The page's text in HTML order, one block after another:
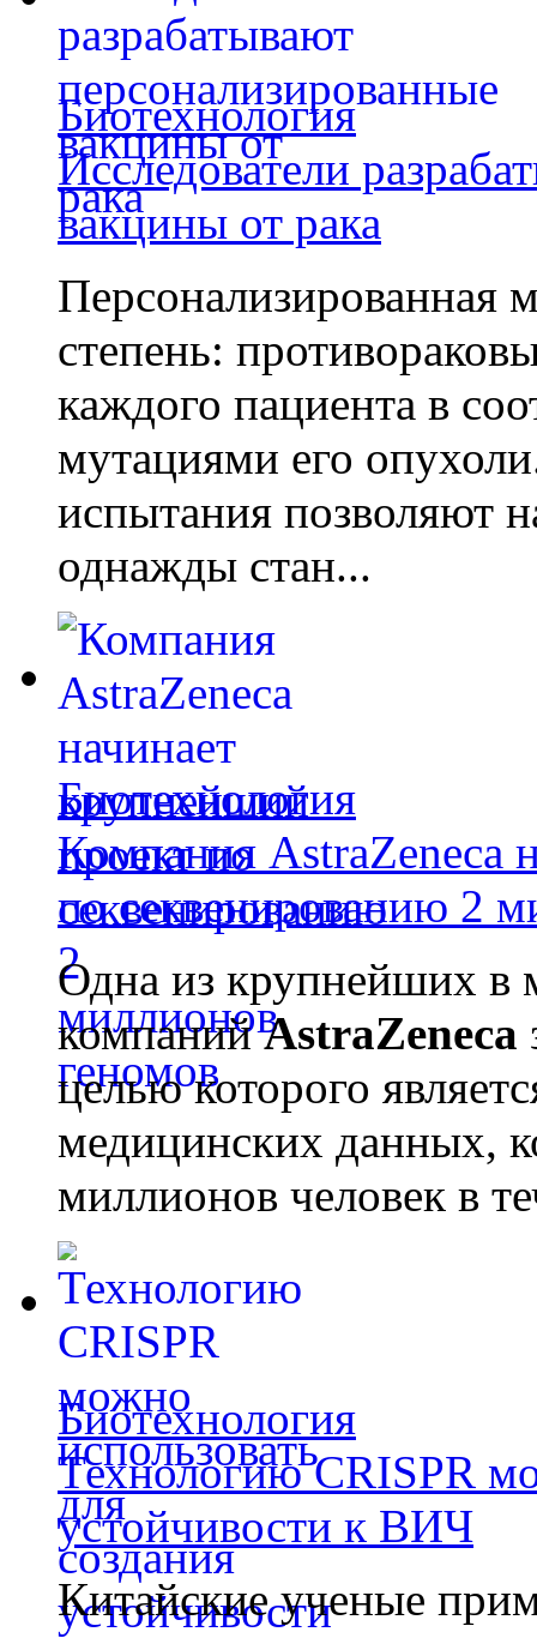
Биотехнология
Исследователи
вакцины от рака
Персонализированная
степень:
каждого пациента в
мутациями его
испытания позволяют
однажды стан...
Биотехнология
Компания AstraZeneca
по секвенированию 2
Одна из крупнейших в
компанийAstraZeneca
целью которого
медицинских данных,
миллионов человек в
Биотехнология
Технологию CRISPR
устойчивости к ВИЧ
Китайские ученые